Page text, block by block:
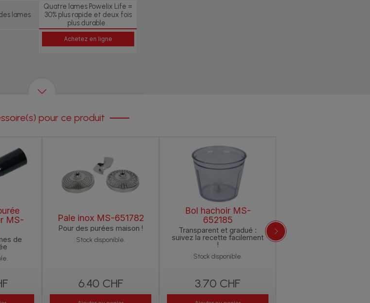
lames
Quatre lames Powelix Life =
30% plus rapide et deux fois
plus durable
Achetez en ligne
pour ce produit
MS-
de
Pale inox MS-651782
Pour des purées maison !
Stock disponible.
6.40 CHF
Bol hachoir MS-
652185
Transparent et gradué :
suivez la recette facilement
!
Stock disponible.
3.70 CHF